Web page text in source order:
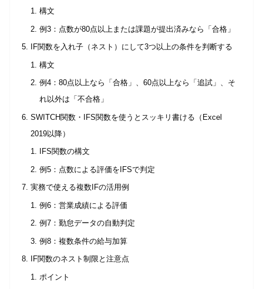
構文
例3：点数が80点以上または課題が提出済みなら「合格」
IF関数を入れ子（ネスト）にして3つ以上の条件を判断する
構文
例4：80点以上なら「合格」、60点以上なら「追試」、そ
れ以外は「不合格」
SWITCH関数・IFS関数を使うとスッキリ書ける（Excel
2019以降）
IFS関数の構文
例5：点数による評価をIFSで判定
実務で使える複数IFの活用例
例6：営業成績による評価
例7：勤怠データの自動判定
例8：複数条件の給与加算
IF関数のネスト制限と注意点
ポイント